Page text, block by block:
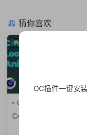
猜你喜欢
基础教程
C4D
C4D三维场景循环动画教
OC插件一键安